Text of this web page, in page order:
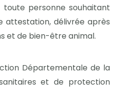
toute personne souhaitant
attestation, délivrée après
et de bien-être animal.
Départementale de la
et de protection